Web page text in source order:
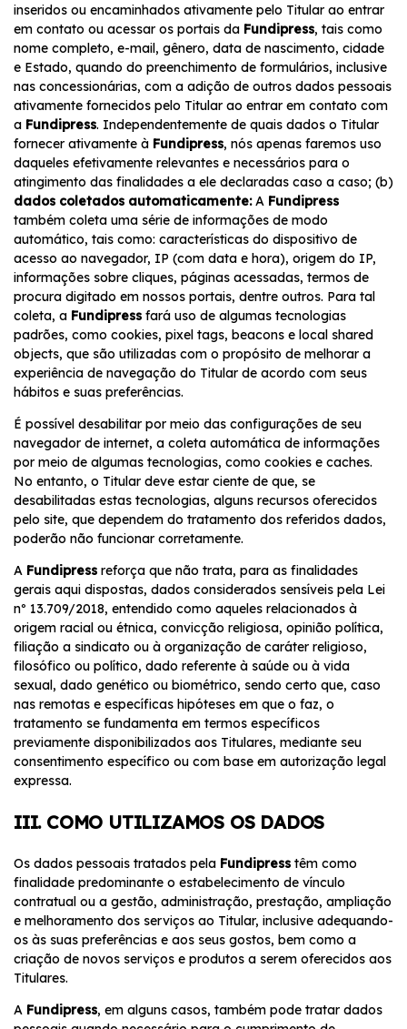
inseridos ou encaminhados ativamente pelo Titular ao entrar
em contato ou acessar os portais da Fundipress, tais como
nome completo, e-mail, gênero, data de nascimento, cidade
e Estado, quando do preenchimento de formulários, inclusive
nas concessionárias, com a adição de outros dados pessoais
ativamente fornecidos pelo Titular ao entrar em contato com
a Fundipress. Independentemente de quais dados o Titular
fornecer ativamente à Fundipress, nós apenas faremos uso
daqueles efetivamente relevantes e necessários para o
atingimento das finalidades a ele declaradas caso a caso; (b)
dados coletados automaticamente:A Fundipress
também coleta uma série de informações de modo
automático, tais como: características do dispositivo de
acesso ao navegador, IP (com data e hora), origem do IP,
informações sobre cliques, páginas acessadas, termos de
procura digitado em nossos portais, dentre outros. Para tal
coleta, a Fundipress fará uso de algumas tecnologias
padrões, como cookies, pixel tags, beacons e local shared
objects, que são utilizadas com o propósito de melhorar a
experiência de navegação do Titular de acordo com seus
hábitos e suas preferências.
É possível desabilitar por meio das configurações de seu
navegador de internet, a coleta automática de informações
por meio de algumas tecnologias, como cookies e caches.
No entanto, o Titular deve estar ciente de que, se
desabilitadas estas tecnologias, alguns recursos oferecidos
pelo site, que dependem do tratamento dos referidos dados,
poderão não funcionar corretamente.
A Fundipress reforça que não trata, para as finalidades
gerais aqui dispostas, dados considerados sensíveis pela Lei
nº 13.709/2018, entendido como aqueles relacionados à
origem racial ou étnica, convicção religiosa, opinião política,
filiação a sindicato ou à organização de caráter religioso,
filosófico ou político, dado referente à saúde ou à vida
sexual, dado genético ou biométrico, sendo certo que, caso
nas remotas e específicas hipóteses em que o faz, o
tratamento se fundamenta em termos específicos
previamente disponibilizados aos Titulares, mediante seu
consentimento específico ou com base em autorização legal
expressa.
III. COMO UTILIZAMOS OS DADOS
Os dados pessoais tratados pela Fundipress têm como
finalidade predominante o estabelecimento de vínculo
contratual ou a gestão, administração, prestação, ampliação
e melhoramento dos serviços ao Titular, inclusive adequando-
os às suas preferências e aos seus gostos, bem como a
criação de novos serviços e produtos a serem oferecidos aos
Titulares.
A Fundipress, em alguns casos, também pode tratar dados